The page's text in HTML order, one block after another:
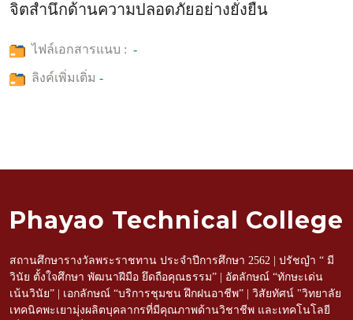
จิตสำนึกด้านความปลอดภัยอย่างยั่งยืน
ไฟล์เอกสารแนบ : -
ลิงค์เพิ่มเติ่ม -
Phayao Technical College
สถานศึกษารางวัลพระราชทาน ประจำปีการศึกษา 2562 | ปรัชญำ “ มี
วินัย ตั้งใจศึกษา พัฒนาฝีมือ ยึดถือคุณธรรม” | อัตลักษณ์ “ทักษะเด่น
เน้นวินัย” | เอกลักษณ์ “บริการชุมชน ฝึกฝนอาชีพ” | วิสัยทัศน์ "วิทยาลัย
เทคนิคพะเยามุ่งผลิตบุคลากรที่มีคุณภาพด้านวิชาชีพ และเทคโนโลยี